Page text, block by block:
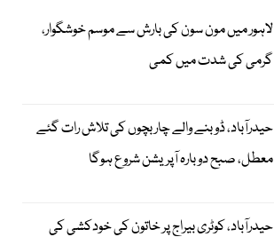
لاہور میں مون سون کی بارش سے موسم خوشگوار،
گرمی کی شدت میں کمی
حیدرآباد، ڈوبنے والے چار بچوں کی تلاش رات گئے
معطل، صبح دوبارہ آپریشن شروع ہوگا
حیدرآباد، کوٹری بیراج پر خاتون کی خودکشی کی